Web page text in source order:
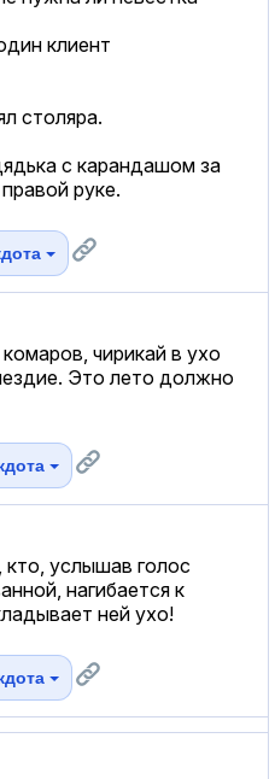
клиент
столяра.
с карандашом за
руке.
чирикай в ухо
Это лето должно
услышав голос
нагибается к
ней ухо!